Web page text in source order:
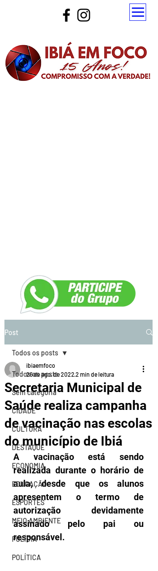
Post
Todos os posts
Sem categoria
CIDADE
CULTURA
DESTAQUE
ECONOMIA
EDUCAÇÃO
ESPORTES
MEIO AMBIENTE
POLÍCIA
POLÍTICA
Todos os posts
Secretaria Municipal de
Saúde realiza campanha
de vacinação nas escolas
do município de Ibiá
ibiaemfoco
26 de ago. de 2022 2 min de leitura
A vacinação está sendo
realizada durante o horário de
aula, desde que os alunos
apresentem o termo de
autorização devidamente
assinado pelo pai ou
responsável.